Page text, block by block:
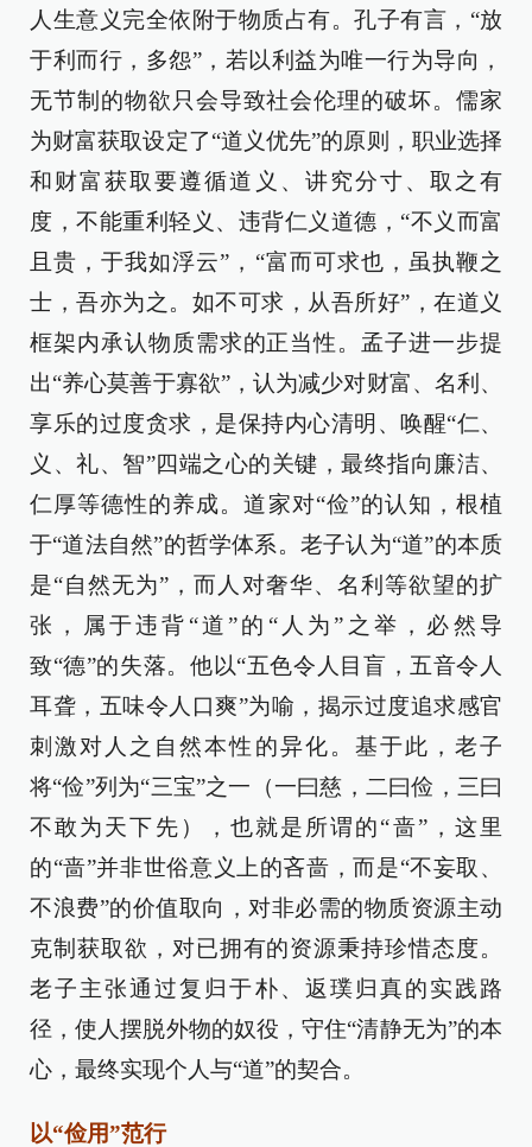
人生意义完全依附于物质占有。孔子有言，“放
于利而行，多怨”，若以利益为唯一行为导向，
无节制的物欲只会导致社会伦理的破坏。儒家
为财富获取设定了“道义优先”的原则，职业选择
和财富获取要遵循道义、讲究分寸、取之有
度，不能重利轻义、违背仁义道德，“不义而富
且贵，于我如浮云”，“富而可求也，虽执鞭之
士，吾亦为之。如不可求，从吾所好”，在道义
框架内承认物质需求的正当性。孟子进一步提
出“养心莫善于寡欲”，认为减少对财富、名利、
享乐的过度贪求，是保持内心清明、唤醒“仁、
义、礼、智”四端之心的关键，最终指向廉洁、
仁厚等德性的养成。道家对“俭”的认知，根植
于“道法自然”的哲学体系。老子认为“道”的本质
是“自然无为”，而人对奢华、名利等欲望的扩
张，属于违背“道”的“人为”之举，必然导
致“德”的失落。他以“五色令人目盲，五音令人
耳聋，五味令人口爽”为喻，揭示过度追求感官
刺激对人之自然本性的异化。基于此，老子
将“俭”列为“三宝”之一（一曰慈，二曰俭，三曰
不敢为天下先），也就是所谓的“啬”，这里
的“啬”并非世俗意义上的吝啬，而是“不妄取、
不浪费”的价值取向，对非必需的物质资源主动
克制获取欲，对已拥有的资源秉持珍惜态度。
老子主张通过复归于朴、返璞归真的实践路
径，使人摆脱外物的奴役，守住“清静无为”的本
心，最终实现个人与“道”的契合。
以“俭用”范行